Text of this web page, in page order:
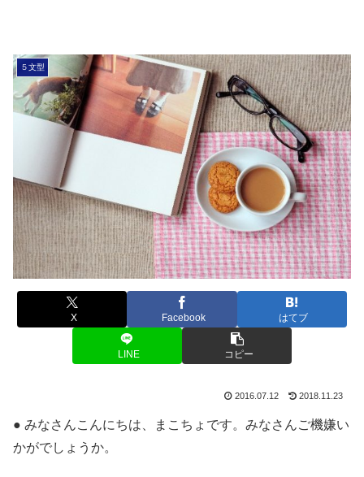
５文型
X Facebook はてブ
LINE コピー
2016.07.12 2018.11.23
● みなさんこんにちは、まこちょです。みなさんご機嫌い
かがでしょうか。